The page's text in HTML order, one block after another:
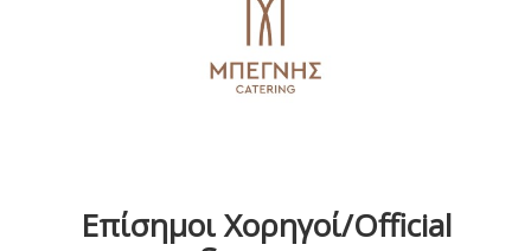
Επίσημοι Χορηγοί/Official